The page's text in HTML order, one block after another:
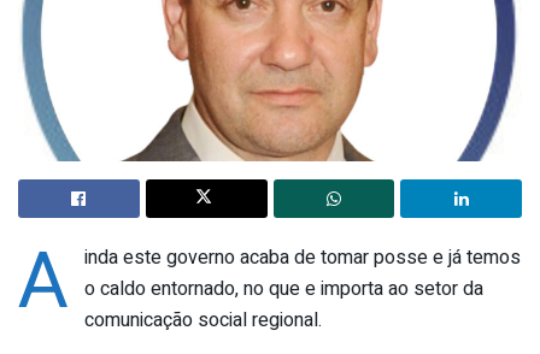
A inda este governo acaba de tomar posse e já temos
o caldo entornado, no que e importa ao setor da
comunicação social regional.